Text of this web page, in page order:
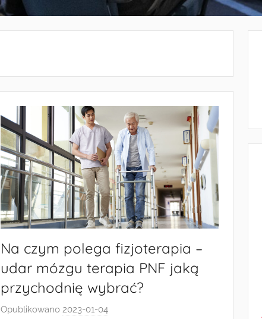
Na czym polega fizjoterapia –
udar mózgu terapia PNF jaką
przychodnię wybrać?
Opublikowano2023-01-04